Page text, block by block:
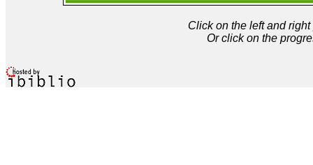
Click on the left and
Or click on the